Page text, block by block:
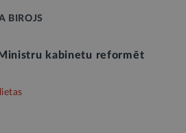
BIROJS
kabinetu reformēt